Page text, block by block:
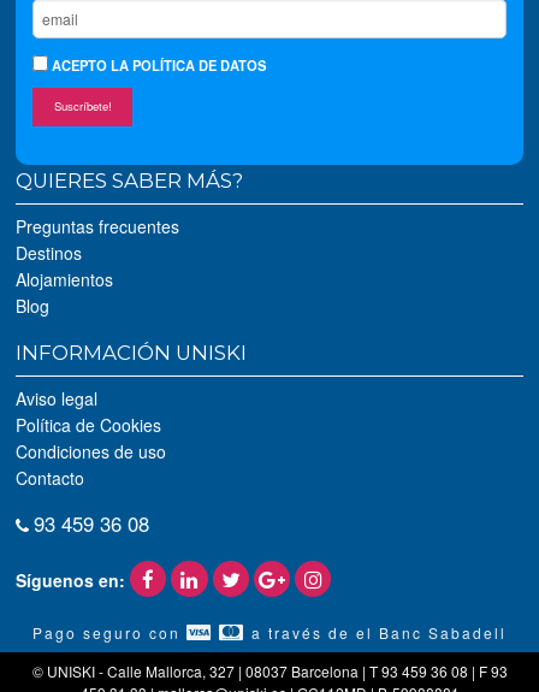
ACEPTOLA POLÍTICA DE DATOS
Suscríbete!
QUIERES SABER MÁS?
Preguntas frecuentes
Destinos
Alojamientos
Blog
INFORMACIÓN UNISKI
Aviso legal
Política de Cookies
Condiciones de uso
Contacto
93 459 36 08
Síguenos en:
Pago seguro con
a través de el Banc Sabadell
© UNISKI - Calle Mallorca, 327 | 08037 Barcelona | T 93 459 36 08 | F 93